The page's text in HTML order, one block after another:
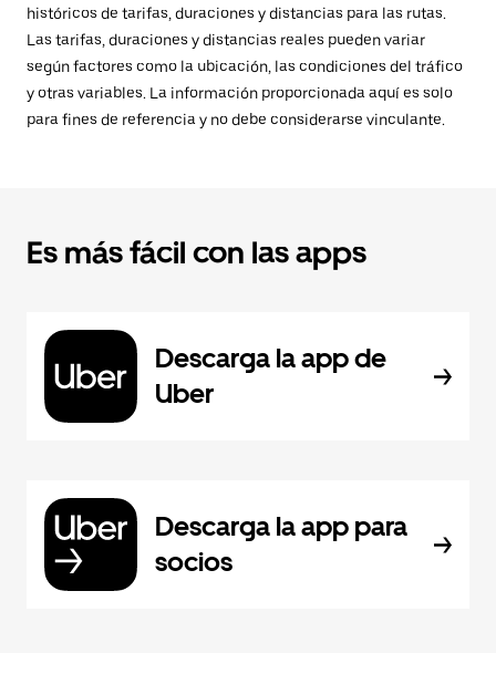
históricos de tarifas, duraciones y distancias para las rutas.
Las tarifas, duraciones y distancias reales pueden variar
según factores como la ubicación, las condiciones del tráfico
y otras variables. La información proporcionada aquí es solo
para fines de referencia y no debe considerarse vinculante.
Es más fácil con las apps
Descarga la app de
Uber
Descarga la app para
socios